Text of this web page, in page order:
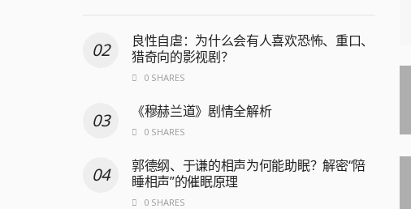
良性自虐：为什么会有人喜欢恐怖、重口、
猎奇向的影视剧？
0 SHARES
《穆赫兰道》剧情全解析
0 SHARES
郭德纲、于谦的相声为何能助眠？解密“陪
睡相声”的催眠原理
0 SHARES